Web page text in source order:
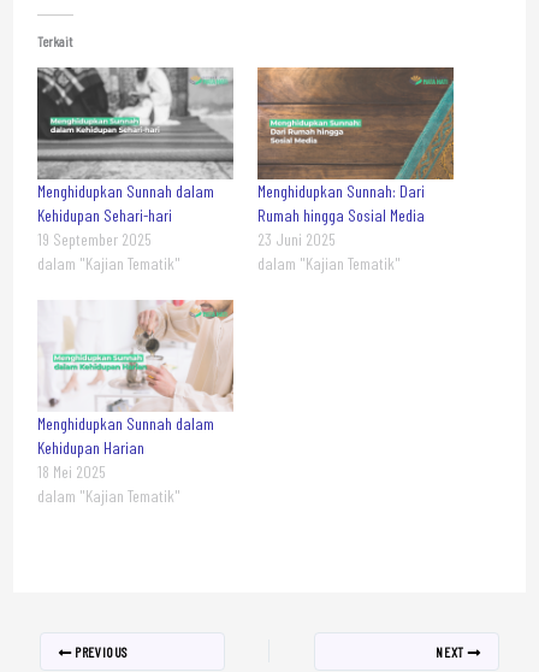
Terkait
Menghidupkan Sunnah dalam
Kehidupan Sehari-hari
19 September 2025
dalam "Kajian Tematik"
Menghidupkan Sunnah: Dari
Rumah hingga Sosial Media
23 Juni 2025
dalam "Kajian Tematik"
Menghidupkan Sunnah dalam
Kehidupan Harian
18 Mei 2025
dalam "Kajian Tematik"
PREVIOUS NEXT